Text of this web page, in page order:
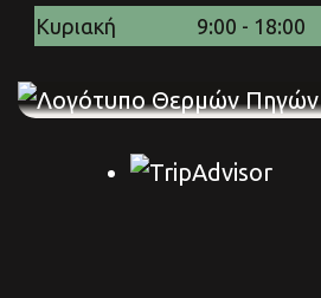
Δευτέρα
09:00 - 18:00
Τετάρτη
09:00 - 17:00
Κυριακή
9:00 - 18:00